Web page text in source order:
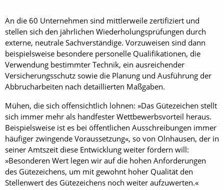
An die 60 Unternehmen sind mittlerweile zertifiziert und
stellen sich den jährlichen Wiederholungsprüfungen durch
externe, neutrale Sachverständige. Vorzuweisen sind dann
beispielsweise besondere personelle Qualifikationen, die
Verwendung bestimmter Technik, ein ausreichender
Versicherungsschutz sowie die Planung und Ausführung der
Abbrucharbeiten nach detaillierten Maßgaben.
Mühen, die sich offensichtlich lohnen: »Das Gütezeichen stellt
sich immer mehr als handfester Wettbewerbsvorteil heraus.
Beispielsweise ist es bei öffentlichen Ausschreibungen immer
häufiger zwingende Voraussetzung«, so von Olnhausen, der in
seiner Amtszeit diese Entwicklung weiter fördern will:
»Besonderen Wert legen wir auf die hohen Anforderungen
des Gütezeichens, um mit gewohnt hoher Qualität den
Stellenwert des Gütezeichens noch weiter aufzuwerten.«